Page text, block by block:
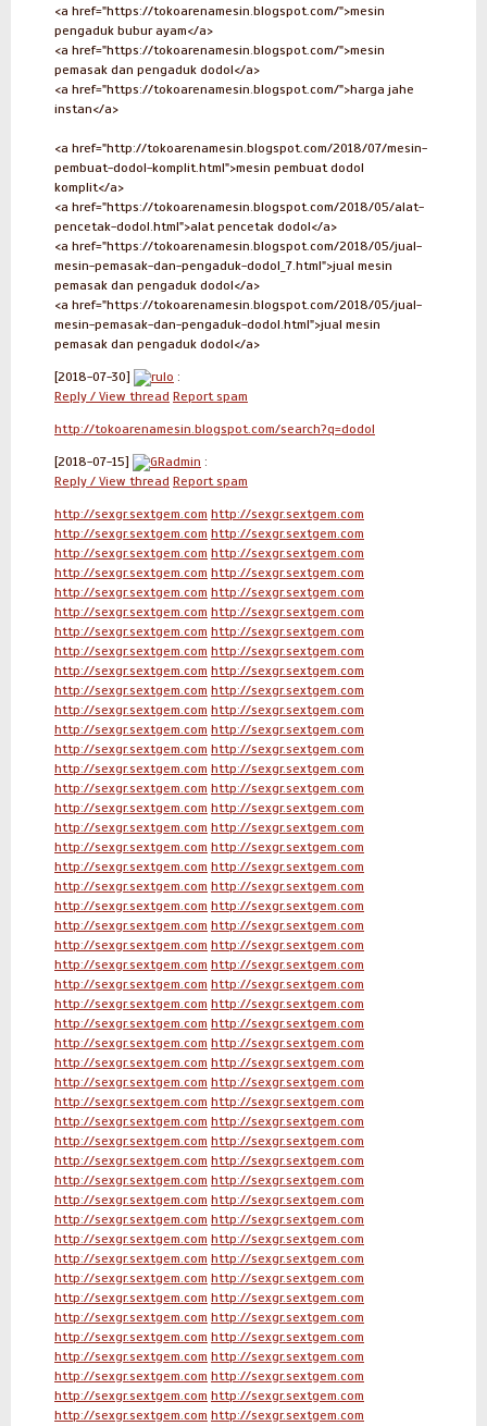
<a href="https://tokoarenamesin.blogspot.com/">mesin
pengaduk bubur ayam</a>
<a href="https://tokoarenamesin.blogspot.com/">mesin
pemasak dan pengaduk dodol</a>
<a href="https://tokoarenamesin.blogspot.com/">harga jahe
instan</a>
<a href="http://tokoarenamesin.blogspot.com/2018/07/mesin-
pembuat-dodol-komplit.html">mesin pembuat dodol
komplit</a>
<a href="https://tokoarenamesin.blogspot.com/2018/05/alat-
pencetak-dodol.html">alat pencetak dodol</a>
<a href="https://tokoarenamesin.blogspot.com/2018/05/jual-
mesin-pemasak-dan-pengaduk-dodol_7.html">jual mesin
pemasak dan pengaduk dodol</a>
<a href="https://tokoarenamesin.blogspot.com/2018/05/jual-
mesin-pemasak-dan-pengaduk-dodol.html">jual mesin
pemasak dan pengaduk dodol</a>
[2018-07-30] rulo :
Reply / View thread Report spam
http://tokoarenamesin.blogspot.com/search?q=dodol
[2018-07-15] GRadmin :
Reply / View thread Report spam
http://sexgr.sextgem.com http://sexgr.sextgem.com
http://sexgr.sextgem.com http://sexgr.sextgem.com
http://sexgr.sextgem.com http://sexgr.sextgem.com
http://sexgr.sextgem.com http://sexgr.sextgem.com
http://sexgr.sextgem.com http://sexgr.sextgem.com
http://sexgr.sextgem.com http://sexgr.sextgem.com
http://sexgr.sextgem.com http://sexgr.sextgem.com
http://sexgr.sextgem.com http://sexgr.sextgem.com
http://sexgr.sextgem.com http://sexgr.sextgem.com
http://sexgr.sextgem.com http://sexgr.sextgem.com
http://sexgr.sextgem.com http://sexgr.sextgem.com
http://sexgr.sextgem.com http://sexgr.sextgem.com
http://sexgr.sextgem.com http://sexgr.sextgem.com
http://sexgr.sextgem.com http://sexgr.sextgem.com
http://sexgr.sextgem.com http://sexgr.sextgem.com
http://sexgr.sextgem.com http://sexgr.sextgem.com
http://sexgr.sextgem.com http://sexgr.sextgem.com
http://sexgr.sextgem.com http://sexgr.sextgem.com
http://sexgr.sextgem.com http://sexgr.sextgem.com
http://sexgr.sextgem.com http://sexgr.sextgem.com
http://sexgr.sextgem.com http://sexgr.sextgem.com
http://sexgr.sextgem.com http://sexgr.sextgem.com
http://sexgr.sextgem.com http://sexgr.sextgem.com
http://sexgr.sextgem.com http://sexgr.sextgem.com
http://sexgr.sextgem.com http://sexgr.sextgem.com
http://sexgr.sextgem.com http://sexgr.sextgem.com
http://sexgr.sextgem.com http://sexgr.sextgem.com
http://sexgr.sextgem.com http://sexgr.sextgem.com
http://sexgr.sextgem.com http://sexgr.sextgem.com
http://sexgr.sextgem.com http://sexgr.sextgem.com
http://sexgr.sextgem.com http://sexgr.sextgem.com
http://sexgr.sextgem.com http://sexgr.sextgem.com
http://sexgr.sextgem.com http://sexgr.sextgem.com
http://sexgr.sextgem.com http://sexgr.sextgem.com
http://sexgr.sextgem.com http://sexgr.sextgem.com
http://sexgr.sextgem.com http://sexgr.sextgem.com
http://sexgr.sextgem.com http://sexgr.sextgem.com
http://sexgr.sextgem.com http://sexgr.sextgem.com
http://sexgr.sextgem.com http://sexgr.sextgem.com
http://sexgr.sextgem.com http://sexgr.sextgem.com
http://sexgr.sextgem.com http://sexgr.sextgem.com
http://sexgr.sextgem.com http://sexgr.sextgem.com
http://sexgr.sextgem.com http://sexgr.sextgem.com
http://sexgr.sextgem.com http://sexgr.sextgem.com
http://sexgr.sextgem.com http://sexgr.sextgem.com
http://sexgr.sextgem.com http://sexgr.sextgem.com
http://sexgr.sextgem.com http://sexgr.sextgem.com